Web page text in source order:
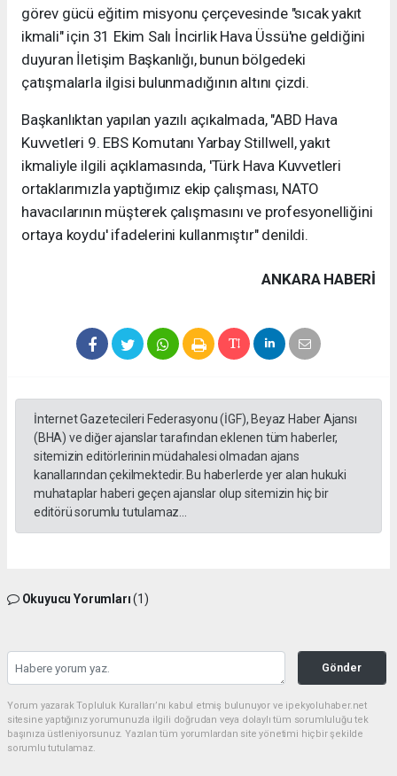
görev gücü eğitim misyonu çerçevesinde "sıcak yakıt
ikmali" için 31 Ekim Salı İncirlik Hava Üssü'ne geldiğini
duyuran İletişim Başkanlığı, bunun bölgedeki
çatışmalarla ilgisi bulunmadığının altını çizdi.
Başkanlıktan yapılan yazılı açıkalmada, "ABD Hava
Kuvvetleri 9. EBS Komutanı Yarbay Stillwell, yakıt
ikmaliyle ilgili açıklamasında, 'Türk Hava Kuvvetleri
ortaklarımızla yaptığımız ekip çalışması, NATO
havacılarının müşterek çalışmasını ve profesyonelliğini
ortaya koydu' ifadelerini kullanmıştır" denildi.
ANKARA HABERİ
İnternet Gazetecileri Federasyonu (İGF), Beyaz Haber Ajansı
(BHA) ve diğer ajanslar tarafından eklenen tüm haberler,
sitemizin editörlerinin müdahalesi olmadan ajans
kanallarından çekilmektedir. Bu haberlerde yer alan hukuki
muhataplar haberi geçen ajanslar olup sitemizin hiç bir
editörü sorumlu tutulamaz...
Okuyucu Yorumları(1)
Gönder
Yorum yazarak Topluluk Kuralları’nı kabul etmiş bulunuyor ve ipekyoluhaber.net
sitesine yaptığınız yorumunuzla ilgili doğrudan veya dolaylı tüm sorumluluğu tek
başınıza üstleniyorsunuz. Yazılan tüm yorumlardan site yönetimi hiçbir şekilde
sorumlu tutulamaz.